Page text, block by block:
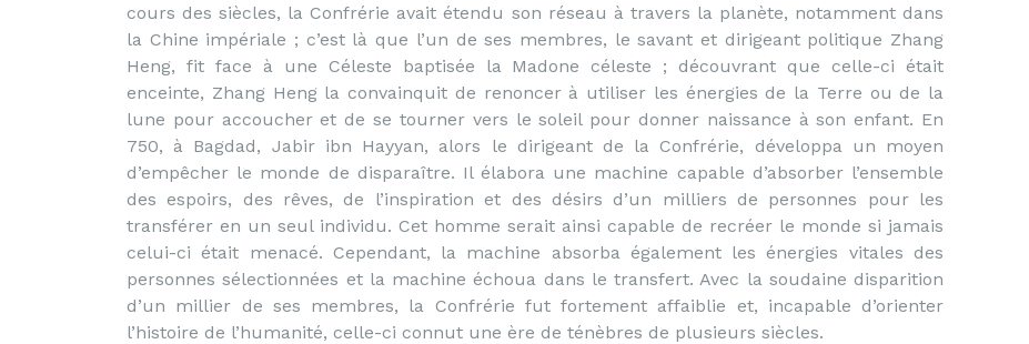
cours des siècles, la Confrérie avait étendu son réseau à travers la planète, notamment dans
la Chine impériale ; c’est là que l’un de ses membres, le savant et dirigeant politique Zhang
Heng, fit face à une Céleste baptisée la Madone céleste ; découvrant que celle-ci était
enceinte, Zhang Heng la convainquit de renoncer à utiliser les énergies de la Terre ou de la
lune pour accoucher et de se tourner vers le soleil pour donner naissance à son enfant. En
750, à Bagdad, Jabir ibn Hayyan, alors le dirigeant de la Confrérie, développa un moyen
d’empêcher le monde de disparaître. Il élabora une machine capable d’absorber l’ensemble
des espoirs, des rêves, de l’inspiration et des désirs d’un milliers de personnes pour les
transférer en un seul individu. Cet homme serait ainsi capable de recréer le monde si jamais
celui-ci était menacé. Cependant, la machine absorba également les énergies vitales des
personnes sélectionnées et la machine échoua dans le transfert. Avec la soudaine disparition
d’un millier de ses membres, la Confrérie fut fortement affaiblie et, incapable d’orienter
l’histoire de l’humanité, celle-ci connut une ère de ténèbres de plusieurs siècles.